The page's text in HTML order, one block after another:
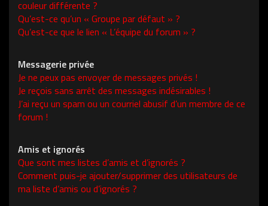
couleur différente ?
Qu’est-ce qu’un « Groupe par défaut » ?
Qu’est-ce que le lien « L’équipe du forum » ?
Messagerie privée
Je ne peux pas envoyer de messages privés !
Je reçois sans arrêt des messages indésirables !
J’ai reçu un spam ou un courriel abusif d’un membre de ce
forum !
Amis et ignorés
Que sont mes listes d’amis et d’ignorés ?
Comment puis-je ajouter/supprimer des utilisateurs de
ma liste d’amis ou d’ignorés ?